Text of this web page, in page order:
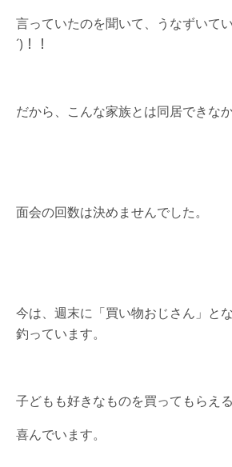
言っていたのを聞いて、うなずいて
´)！！
だから、こんな家族とは同居できな
面会の回数は決めませんでした。
今は、週末に「買い物おじさん」と
釣っています。
子どもも好きなものを買ってもらえ
喜んでいます。